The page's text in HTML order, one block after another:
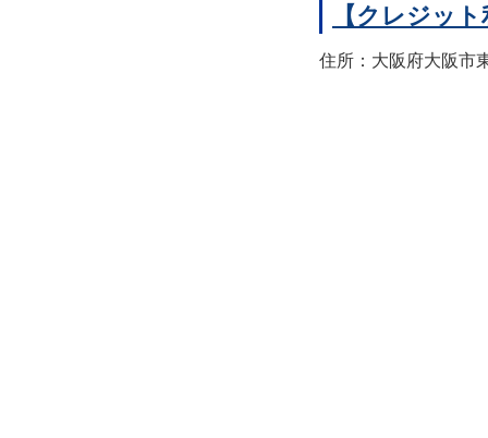
【クレジッ
住所：大阪府大阪市